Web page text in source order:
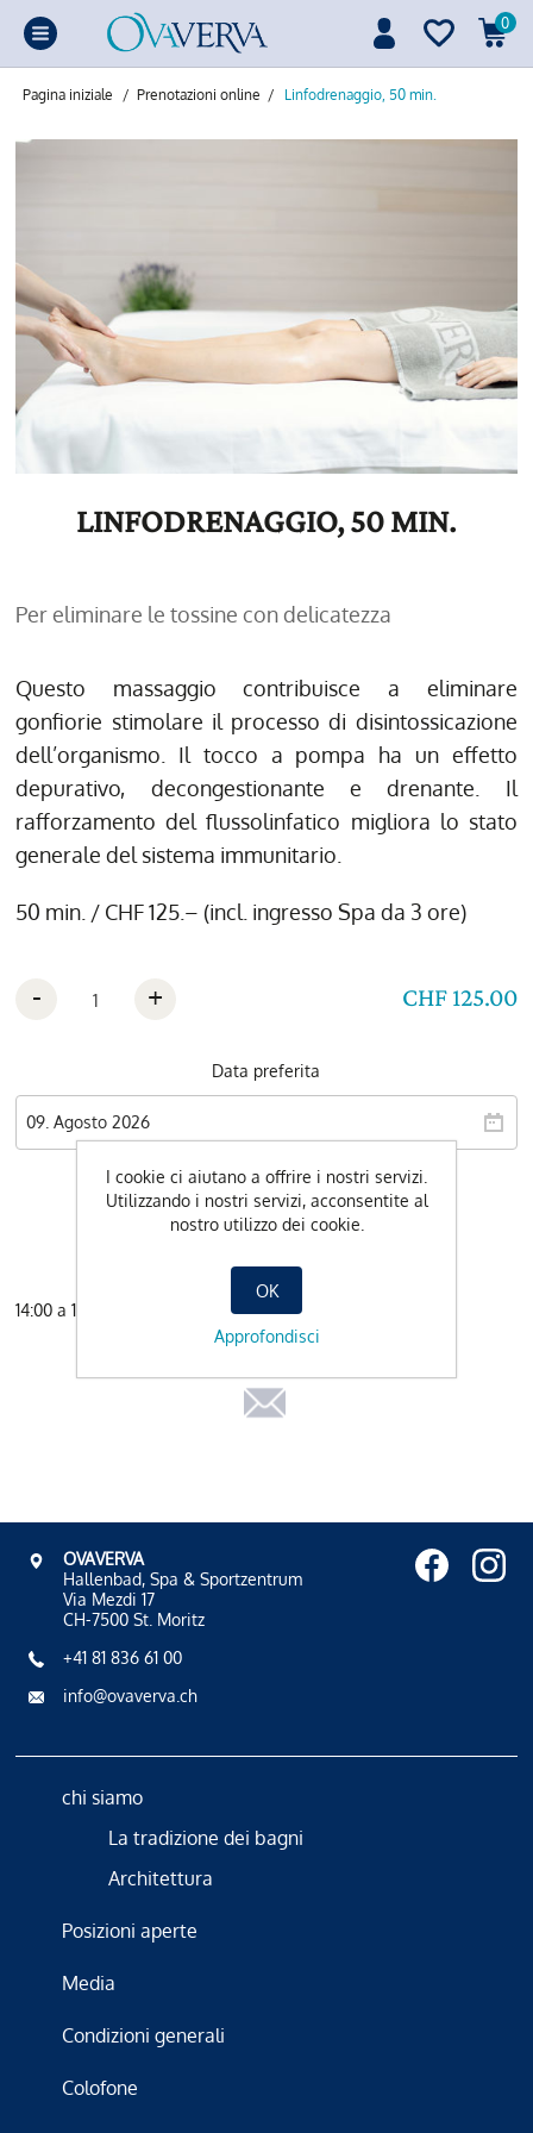
0
Pagina iniziale / Prenotazioni online / Linfodrenaggio, 50 min.
LINFODRENAGGIO, 50 MIN.
Per eliminare le tossine con delicatezza
Questo massaggio contribuisce a eliminare
gonfiorie stimolare il processo di disintossicazione
dell’organismo. Il tocco a pompa ha un effetto
depurativo, decongestionante e drenante. Il
rafforzamento del flussolinfatico migliora lo stato
generale del sistema immunitario.
50 min. / CHF 125.– (incl. ingresso Spa da 3 ore)
CHF 125.00
- +
Data preferita
14:00 a 14:50 PRENOTA ADESSO
OVAVERVA
Hallenbad, Spa & Sportzentrum
Via Mezdi 17
CH-7500 St. Moritz
+41 81 836 61 00
info@ovaverva.ch
chi siamo
La tradizione dei bagni
Architettura
Posizioni aperte
Media
Condizioni generali
Colofone
I cookie ci aiutano a offrire i nostri servizi.
Utilizzando i nostri servizi, acconsentite al
nostro utilizzo dei cookie.
OK
Approfondisci